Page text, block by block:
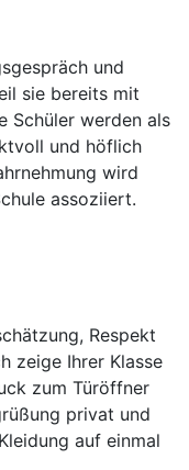
und
sie bereits mit
Schüler werden als
und höflich
wird
assoziiert.
Respekt
zeige Ihrer Klasse
zum Türöffner
privat und
auf einmal